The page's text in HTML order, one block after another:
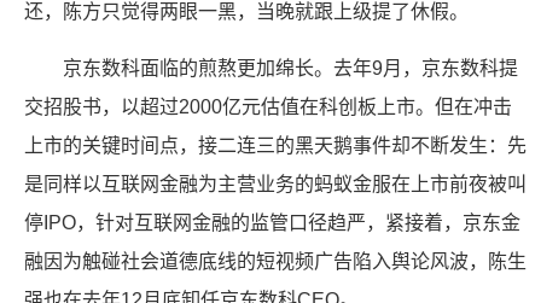
还，陈方只觉得两眼一黑，当晚就跟上级提了休假。
京东数科面临的煎熬更加绵长。去年9月，京东数科提
交招股书，以超过2000亿元估值在科创板上市。但在冲击
上市的关键时间点，接二连三的黑天鹅事件却不断发生：先
是同样以互联网金融为主营业务的蚂蚁金服在上市前夜被叫
停IPO，针对互联网金融的监管口径趋严，紧接着，京东金
融因为触碰社会道德底线的短视频广告陷入舆论风波，陈生